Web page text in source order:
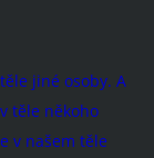
jiné osoby. A
těle někoho
v našem těle